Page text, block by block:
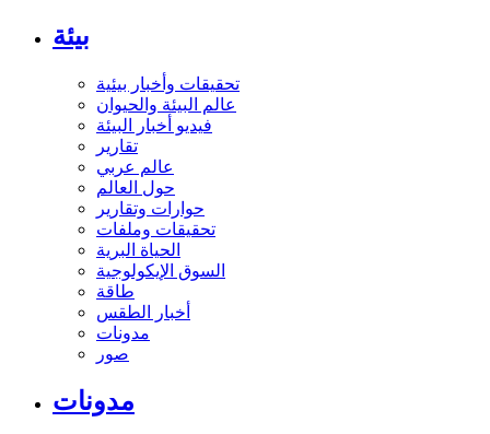
بيئة
تحقيقات وأخبار بيئية
عالم البيئة والحيوان
فيديو أخبار البيئة
تقارير
عالم عربي
حول العالم
حوارات وتقارير
تحقيقات وملفات
الحياة البرية
السوق الإيكولوجية
طاقة
أخبار الطقس
مدونات
صور
مدونات